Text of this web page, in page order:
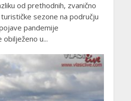
od prethodnih, zvanično
sezone na području
pandemije
obilježeno u...